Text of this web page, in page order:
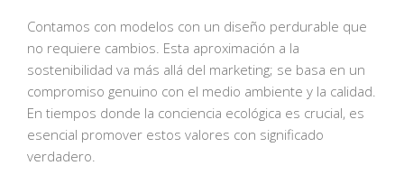
Contamos con modelos con un diseño perdurable que
no requiere cambios. Esta aproximación a la
sostenibilidad va más allá del marketing; se basa en un
compromiso genuino con el medio ambiente y la calidad.
En tiempos donde la conciencia ecológica es crucial, es
esencial promover estos valores con significado
verdadero.